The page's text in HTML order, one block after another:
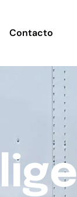
Contacto
lige